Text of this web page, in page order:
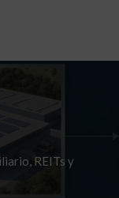
, REITs y